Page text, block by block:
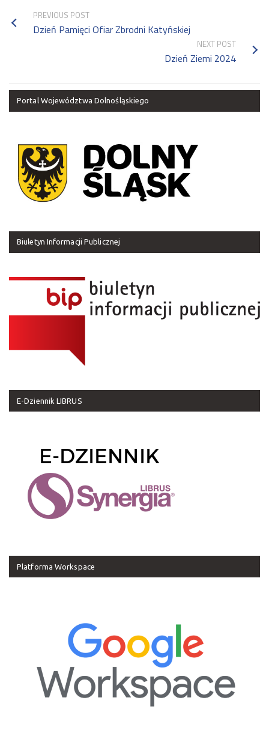
PREVIOUS POST
Dzień Pamięci Ofiar Zbrodni Katyńskiej
NEXT POST
Dzień Ziemi 2024
Portal Województwa Dolnośląskiego
Biuletyn Informacji Publicznej
E-Dziennik LIBRUS
Platforma Workspace